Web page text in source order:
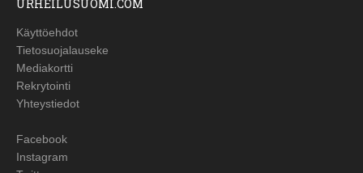
URHEILUSUOMI.COM
Käyttöehdot
Tietosuojalauseke
Mediakortti
Rekrytointi
Yhteystiedot
Facebook
Instagram